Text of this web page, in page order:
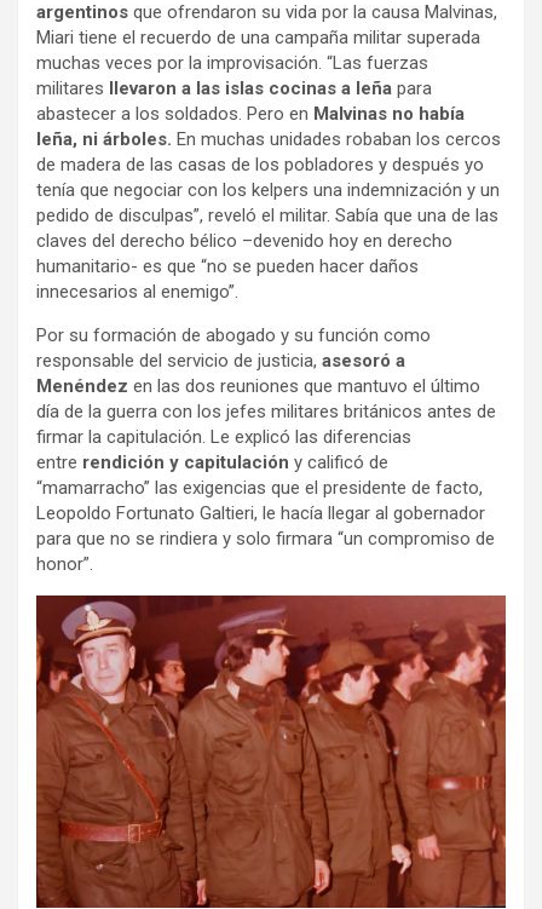
argentinos que ofrendaron su vida por la causa Malvinas,
Miari tiene el recuerdo de una campaña militar superada
muchas veces por la improvisación. “Las fuerzas
militares
llevaron a las islas cocinas a leña para
abastecer a los soldados. Pero en Malvinas no había
leña, ni árboles. En muchas unidades robaban los cercos
de madera de las casas de los pobladores y después yo
tenía que negociar con los kelpers una indemnización y un
pedido de disculpas”, reveló el militar. Sabía que una de las
claves del derecho bélico –devenido hoy en derecho
humanitario- es que “no se pueden hacer daños
innecesarios al enemigo”.
Por su formación de abogado y su función como
responsable del servicio de justicia, asesoró a
Menéndez en las dos reuniones que mantuvo el último
día de la guerra con los jefes militares británicos antes de
firmar la capitulación. Le explicó las diferencias
entre rendición y capitulación y calificó de
“mamarracho” las exigencias que el presidente de facto,
Leopoldo Fortunato Galtieri, le hacía llegar al gobernador
para que no se rindiera y solo firmara “un compromiso de
honor”.